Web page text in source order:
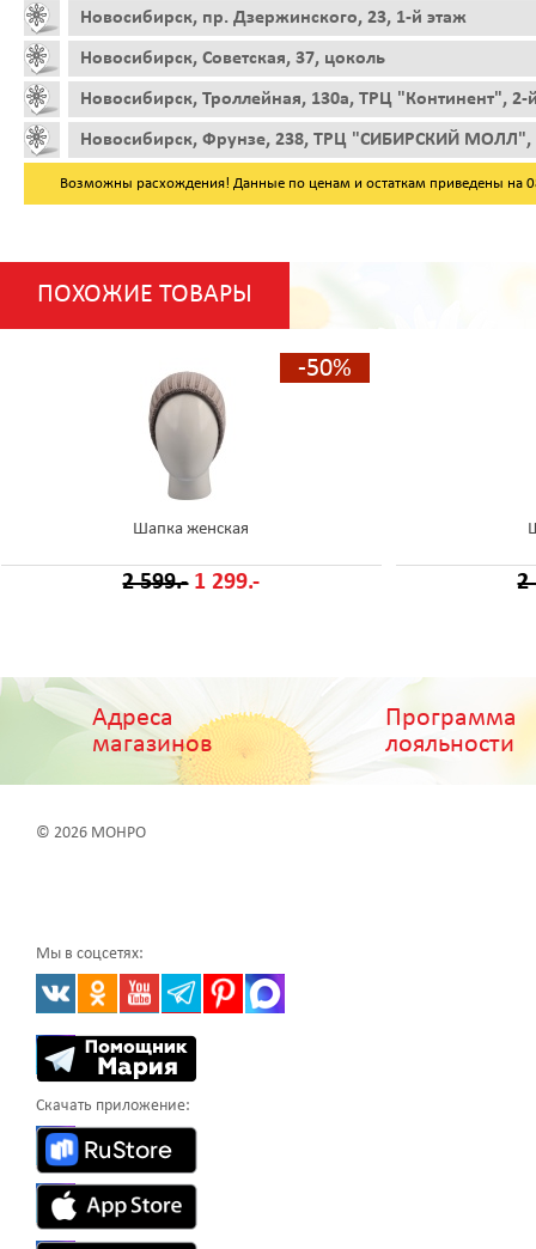
Новосибирск, пр. Дзержинского, 23, 1-й этаж
Новосибирск, Советская, 37, цоколь
Новосибирск, Троллейная, 130а, ТРЦ "Континент", 2-
Новосибирск, Фрунзе, 238, ТРЦ "СИБИРСКИЙ МОЛЛ",
Возможны расхождения! Данные по ценам и остаткам приведены на
ПОХОЖИЕ ТОВАРЫ
-50%
Шапка женская
2 599.- 1 299.- 2
Адреса
магазинов
Программа
лояльности
© 2026 МОНРО
Мы в соцсетях:
Скачать приложение: